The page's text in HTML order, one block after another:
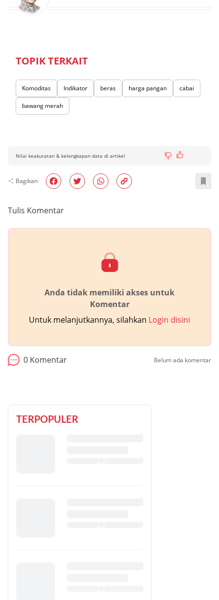
TOPIK TERKAIT
Komoditas Indikator beras harga pangan cabai
bawang merah
Nilai keakuratan & kelengkapan data di artikel
Bagikan
Tulis Komentar
Anda tidak memiliki akses untuk
Komentar
Untuk melanjutkannya, silahkan Login disini
0 Komentar Belum ada komentar
TERPOPULER